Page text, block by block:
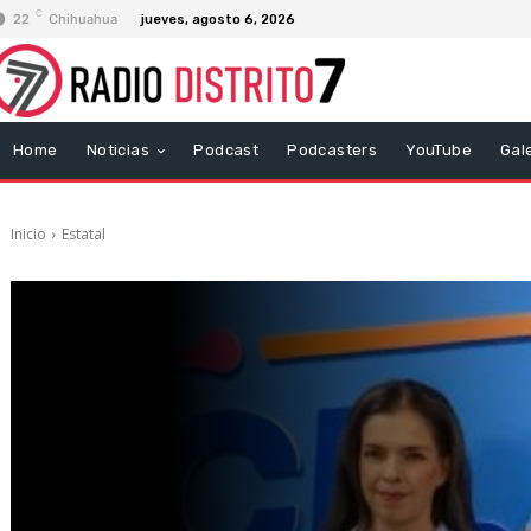
22 C Chihuahua jueves, agosto 6, 2026
Home Noticias Podcast Podcasters YouTube
Inicio Estatal